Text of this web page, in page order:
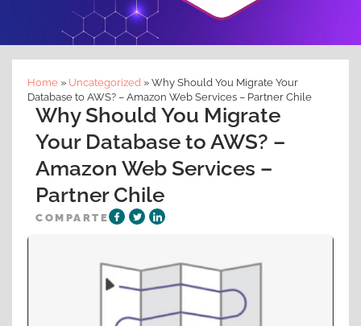
Home » Uncategorized » Why Should You Migrate Your
Database to AWS? – Amazon Web Services – Partner Chile
Why Should You Migrate
Your Database to AWS? –
Amazon Web Services –
Partner Chile
COMPARTE